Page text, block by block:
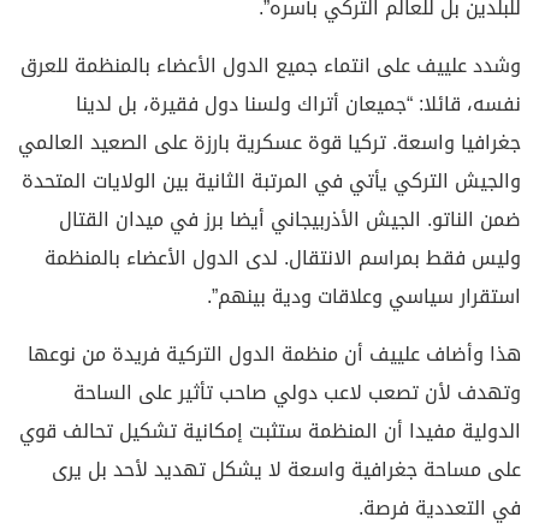
للبلدين بل للعالم التركي بأسره”.
وشدد علييف على انتماء جميع الدول الأعضاء بالمنظمة للعرق
نفسه، قائلا: “جميعان أتراك ولسنا دول فقيرة، بل لدينا
جغرافيا واسعة. تركيا قوة عسكرية بارزة على الصعيد العالمي
والجيش التركي يأتي في المرتبة الثانية بين الولايات المتحدة
ضمن الناتو. الجيش الأذربيجاني أيضا برز في ميدان القتال
وليس فقط بمراسم الانتقال. لدى الدول الأعضاء بالمنظمة
استقرار سياسي وعلاقات ودية بينهم”.
هذا وأضاف علييف أن منظمة الدول التركية فريدة من نوعها
وتهدف لأن تصعب لاعب دولي صاحب تأثير على الساحة
الدولية مفيدا أن المنظمة ستثبت إمكانية تشكيل تحالف قوي
على مساحة جغرافية واسعة لا يشكل تهديد لأحد بل يرى
في التعددية فرصة.